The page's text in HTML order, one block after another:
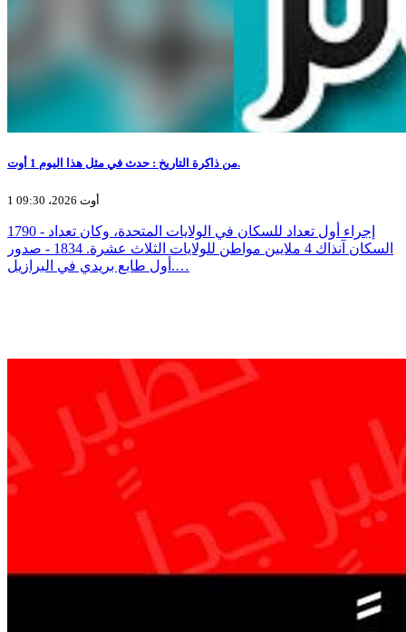
من ذاكرة التاريخ : حدث في مثل هذا اليوم 1 أوت.
1 أوت 2026، 09:30
1790 - إجراء أول تعداد للسكان في الولايات المتحدة، وكان تعداد
السكان آنذاك 4 ملايين مواطن للولايات الثلاث عشرة. 1834 - صدور
أول طابع بريدي في البرازيل.…